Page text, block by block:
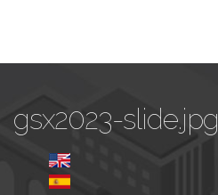
gsx2023-slide.jpg